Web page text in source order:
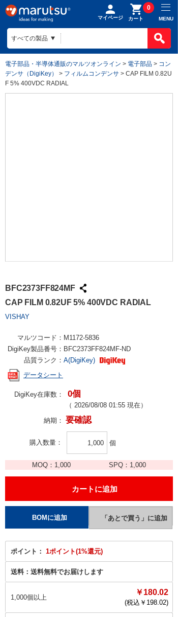
マイページ カート
0
MENU
電子部品・半導体通販のマルツオンライン > 電子部品 > コン
デンサ（DigiKey）
> フィルムコンデンサ > CAP FILM 0.82U
F 5% 400VDC RADIAL
BFC2373FF824MF
CAP FILM 0.82UF 5% 400VDC RADIAL
VISHAY
マルツコード： M1172-5836
DigiKey製品番号： BFC2373FF824MF-ND
品質ランク： A(DigiKey)
データシート
DigiKey在庫数： 0個
（ 2026/08/08 01:55 現在）
納期： 要確認
購入数量 個
MOQ： 1,000 SPQ： 1,000
ポイント： 1ポイント(1%還元)
送料： 送料無料でお届けします
1,000個以上
￥180.02
(税込￥ 198.02)